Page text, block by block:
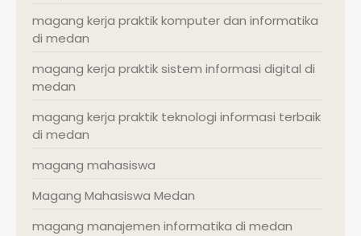
magang kerja praktik komputer dan informatika
di medan
magang kerja praktik sistem informasi digital di
medan
magang kerja praktik teknologi informasi terbaik
di medan
magang mahasiswa
Magang Mahasiswa Medan
magang manajemen informatika di medan